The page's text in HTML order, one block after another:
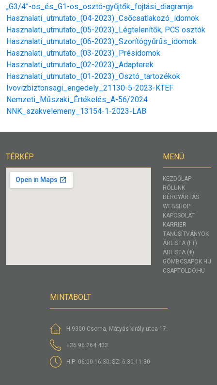
„G3/4”-os_és_G1-os_osztó-gyűjtők_fojtási_diagramja
Hasznalati_utmutato_(04-2023)_Csőcsatlakozó_idomok
Hasznalati_utmutato_(05-2023)_Légtelenítők, PCS osztók
Hasznalati_utmutato_(06-2023)_Szorítógyűrűs_idomok
Hasznalati_utmutato_(03-2023)_Présidomok
Hasznalati_utmutato_(02-2023)_Adapterek
Hasznalati_utmutato_(01-2023)_Osztó_tartozékok
Ivovizbiztonsagi_engedely_21130-5-2023-KTEF
Nemzeti_Műszaki_Értékelés_A-56/2024
NNK_szakvelemeny_13154-1-2023-LAB
TÉRKÉP MENÜ
KEZDŐLAP
RÓLUNK
BÉRGYÁRTÁS
WEBSHOP
KAPCSOLAT
KARRIER
TANÚSÍTVÁNYOK
ÁRLISTA (FT)
ÁRLISTA (€)
GÖMBCSAPOK.HU
CSAPTOLDÓ.HU
MINTABOLT
H-9300 Csorna, Mátyás király utca 17.
+36 96 264 403
H-P: 06:00-16:30; SZ: 6:30-11:30